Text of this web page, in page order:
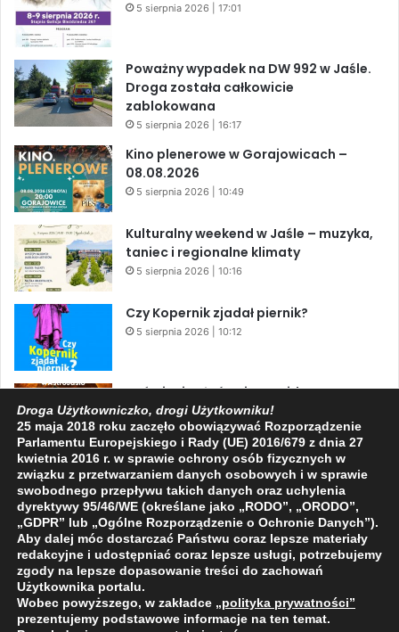
5 sierpnia 2026 | 17:01
Poważny wypadek na DW 992 w Jaśle.
Droga została całkowicie
zablokowana
5 sierpnia 2026 | 16:17
Kino plenerowe w Gorajowicach –
08.08.2026
5 sierpnia 2026 | 10:49
Kulturalny weekend w Jaśle – muzyka,
taniec i regionalne klimaty
5 sierpnia 2026 | 10:16
Czy Kopernik zjadał piernik?
5 sierpnia 2026 | 10:12
Zaćmienie Słońca i Perseidy. Dwa
niesamowite zjawiska astronomiczne
w ciągu jednego dnia!
3 sierpnia 2026 | 15:39
Facebook
X YouTube
2009 - 2026 © Wszelkie prawa zastrzeżone
Droga Użytkowniczko, drogi Użytkowniku!
25 maja 2018 roku zaczęło obowiązywać Rozporządzenie
Parlamentu Europejskiego i Rady (UE) 2016/679 z dnia 27
kwietnia 2016 r. w sprawie ochrony osób fizycznych w
związku z przetwarzaniem danych osobowych i w sprawie
swobodnego przepływu takich danych oraz uchylenia
dyrektywy 95/46/WE (określane jako „RODO”, „ORODO”,
„GDPR” lub „Ogólne Rozporządzenie o Ochronie Danych”).
Aby dalej móc dostarczać Państwu coraz lepsze materiały
redakcyjne i udostępniać coraz lepsze usługi, potrzebujemy
zgody na lepsze dopasowanie treści do zachowań
Użytkownika portalu.
Wobec powyższego, w zakładce „polityka prywatności”
prezentujemy podstawowe informacje na ten temat.